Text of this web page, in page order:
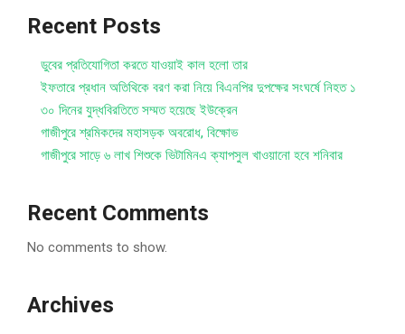
Recent Posts
ডুবের প্রতিযোগিতা করতে যাওয়াই কাল হলো তার
ইফতারে প্রধান অতিথিকে বরণ করা নিয়ে বিএনপির দুপক্ষের সংঘর্ষে নিহত ১
৩০ দিনের যুদ্ধবিরতিতে সম্মত হয়েছে ইউক্রেন
গাজীপুরে শ্রমিকদের মহাসড়ক অবরোধ, বিক্ষোভ
গাজীপুরে সাড়ে ৬ লাখ শিশুকে ভিটামিনএ ক্যাপসুল খাওয়ানো হবে শনিবার
Recent Comments
No comments to show.
Archives